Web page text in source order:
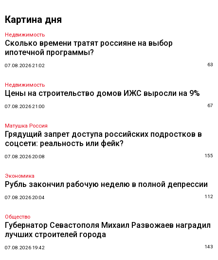
Картина дня
Недвижимость
Сколько времени тратят россияне на выбор
ипотечной программы?
07.08.2026 21:02 63
Недвижимость
Цены на строительство домов ИЖС выросли на 9%
07.08.2026 21:00 67
Матушка Россия
Грядущий запрет доступа российских подростков в
соцсети: реальность или фейк?
07.08.2026 20:08 155
Экономика
Рубль закончил рабочую неделю в полной депрессии
07.08.2026 20:04 112
Общество
Губернатор Севастополя Михаил Развожаев наградил
лучших строителей города
07.08.2026 19:42 143